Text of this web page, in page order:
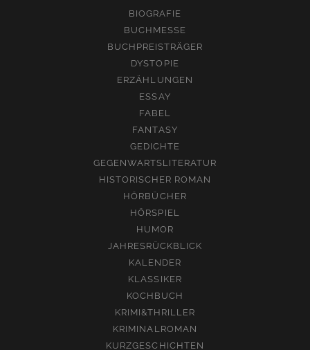
BIOGRAFIE
BUCHMESSE
BUCHPREISTRÄGER
DYSTOPIE
ERZÄHLUNGEN
ESSAY
FABEL
FANTASY
GEDICHTE
GEGENWARTSLITERATUR
HISTORISCHER ROMAN
HÖRBÜCHER
HÖRSPIEL
HUMOR
JAHRESRÜCKBLICK
KALENDER
KLASSIKER
KOCHBUCH
KRIMI&THRILLER
KRIMINALROMAN
KURZGESCHICHTEN